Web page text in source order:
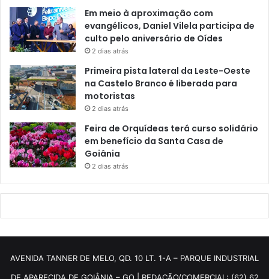
Em meio à aproximação com
evangélicos, Daniel Vilela participa de
culto pelo aniversário de Oídes
2 dias atrás
Primeira pista lateral da Leste-Oeste
na Castelo Branco é liberada para
motoristas
2 dias atrás
Feira de Orquídeas terá curso solidário
em benefício da Santa Casa de
Goiânia
2 dias atrás
AVENIDA TANNER DE MELO, QD. 10 LT. 1-A – PARQUE INDUSTRIAL